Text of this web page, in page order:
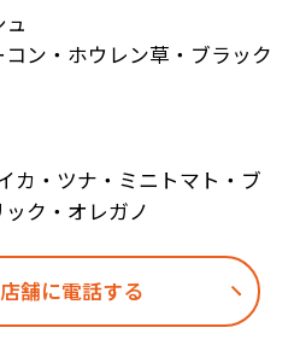
コン・ホウレン草・ブラック
カ・ツナ・ミニトマト・ブ
ク・オレガノ
舗に電話する